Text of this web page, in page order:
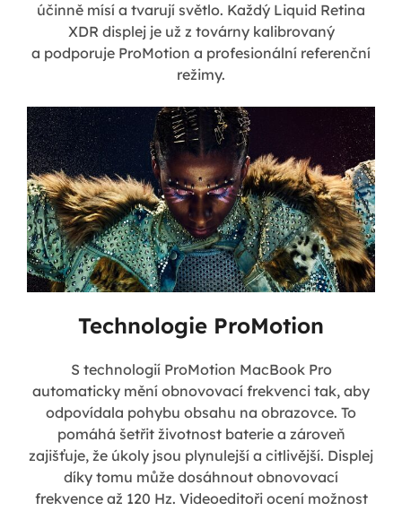
účinně mísí a tvarují světlo. Každý Liquid Retina
XDR displej je už z továrny kalibrovaný
a podporuje ProMotion a profesionální referenční
režimy.
Technologie ProMotion
S technologií ProMotion MacBook Pro
automaticky mění obnovovací frekvenci tak, aby
odpovídala pohybu obsahu na obrazovce. To
pomáhá šetřit životnost baterie a zároveň
zajišťuje, že úkoly jsou plynulejší a citlivější. Displej
díky tomu může dosáhnout obnovovací
frekvence až 120 Hz. Videoeditoři ocení možnost